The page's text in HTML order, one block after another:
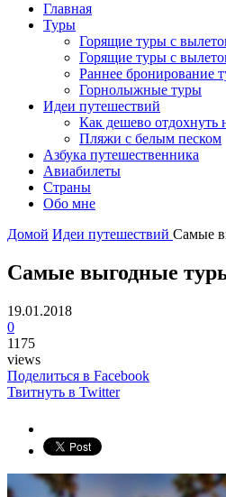
Главная
Туры
Горящие туры с
Горящие туры с
Раннее бронирование
Горнолыжные туры
Идеи путешествий
Как дешево отдохнуть
Пляжи с белым песком
Азбука путешественника
Авиабилеты
Страны
Обо мне
Домой Идеи путешествий Самые
Самые выгодные
19.01.2018
0
1175
views
Поделиться в Facebook
Твитнуть в Twitter